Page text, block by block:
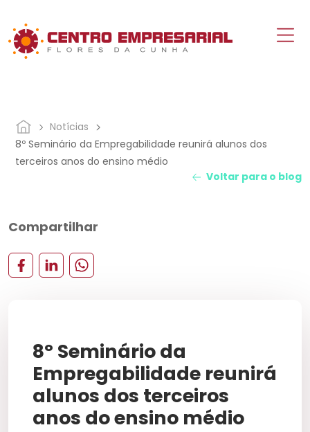
Notícias
8º Seminário da Empregabilidade reunirá alunos dos
terceiros anos do ensino médio
Voltar para o blog
Compartilhar
8º Seminário da
Empregabilidade reunirá
alunos dos terceiros
anos do ensino médio